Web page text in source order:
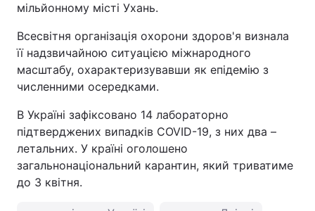
мільйонному місті Ухань.
Всесвітня організація охорони здоров'я визнала
її надзвичайною ситуацією міжнародного
масштабу, охарактеризувавши як епідемію з
численними осередками.
В Україні зафіксовано 14 лабораторно
підтверджених випадків COVID-19, з них два –
летальних. У країні оголошено
загальнонаціональний карантин, який триватиме
до 3 квітня.